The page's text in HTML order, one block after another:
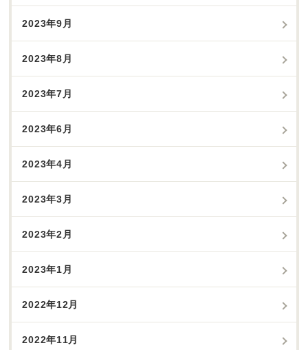
2023年9月
2023年8月
2023年7月
2023年6月
2023年4月
2023年3月
2023年2月
2023年1月
2022年12月
2022年11月